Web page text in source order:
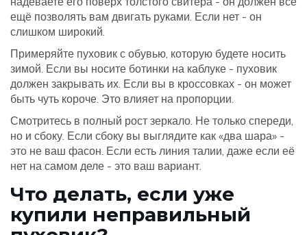
ещё позволять вам двигать руками. Если нет - он
слишком широкий.
Примеряйте пуховик с обувью, которую будете носить
зимой. Если вы носите ботинки на каблуке - пуховик
должен закрывать их. Если вы в кроссовках - он может
быть чуть короче. Это влияет на пропорции.
Смотритесь в полный рост зеркало. Не только спереди,
но и сбоку. Если сбоку вы выглядите как «два шара» -
это не ваш фасон. Если есть линия талии, даже если её
нет на самом деле - это ваш вариант.
Что делать, если уже
купили неправильный